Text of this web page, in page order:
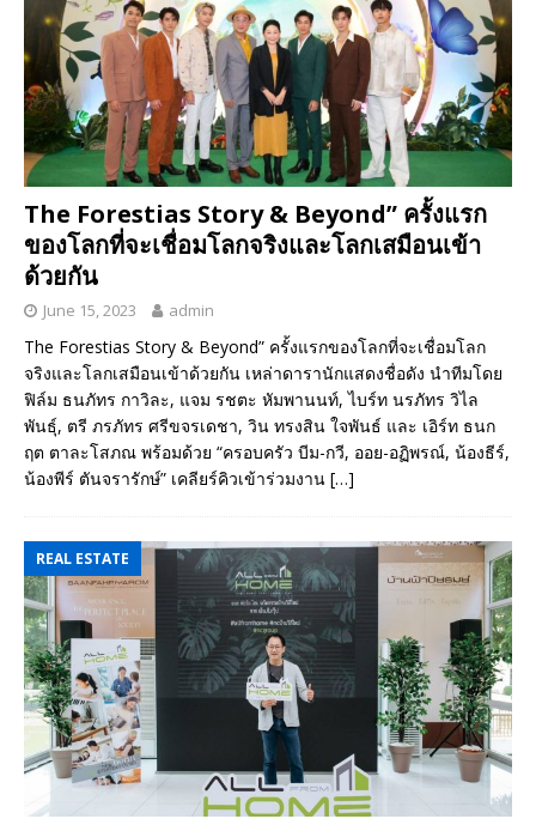
The Forestias Story & Beyond” ครั้งแรก
ของโลกที่จะเชื่อมโลกจริงและโลกเสมือนเข้า
ด้วยกัน
June 15, 2023 admin
The Forestias Story & Beyond” ครั้งแรกของโลกที่จะเชื่อมโลก
จริงและโลกเสมือนเข้าด้วยกัน เหล่าดารานักแสดงชื่อดัง นำทีมโดย
ฟิล์ม ธนภัทร กาวิละ, แจม รชตะ หัมพานนท์, ไบร์ท นรภัทร วิไล
พันธุ์, ตรี ภรภัทร ศรีขจรเดชา, วิน ทรงสิน ใจพันธ์ และ เอิร์ท ธนก
ฤต ตาละโสภณ พร้อมด้วย “ครอบครัว บีม-กวี, ออย-อฏิพรณ์, น้องธีร์,
น้องพีร์ ตันจรารักษ์” เคลียร์คิวเข้าร่วมงาน […]
REAL ESTATE